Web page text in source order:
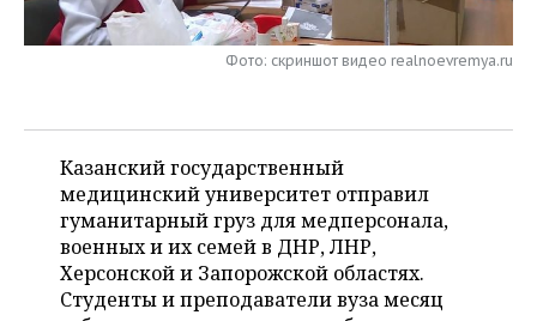
НЕФТЕХИМИЯ
ЭНЕРГЕТИКА
РОЗНИЧНАЯ ТОРГОВЛЯ
УСЛУГИ
НОВОСТИ ТЕХНОЛОГИЙ
МЕДИА
ТЕЛЕКОММУНИКАЦИИ
МЕРОПРИЯТИЯ
ВЫЕЗДНАЯ РЕДАКЦИЯ
БИЗНЕС-БРАНЧИ
ONLINE-КОНФЕРЕНЦИИ
НОВОСТИ СПОРТА
ФУТБОЛ
ХОККЕЙ
ОБЩЕСТВО
НОВОСТИ ОБЩЕСТВА
ВЛАСТЬ
ФОТОГАЛЕРЕЯ
СЮЖЕТЫ
Фото: скриншот видео realnoevremya.ru
Казанский государственный
медицинский университет отправил
гуманитарный груз для медперсонала,
военных и их семей в ДНР, ЛНР,
Херсонской и Запорожской областях.
Студенты и преподаватели вуза месяц